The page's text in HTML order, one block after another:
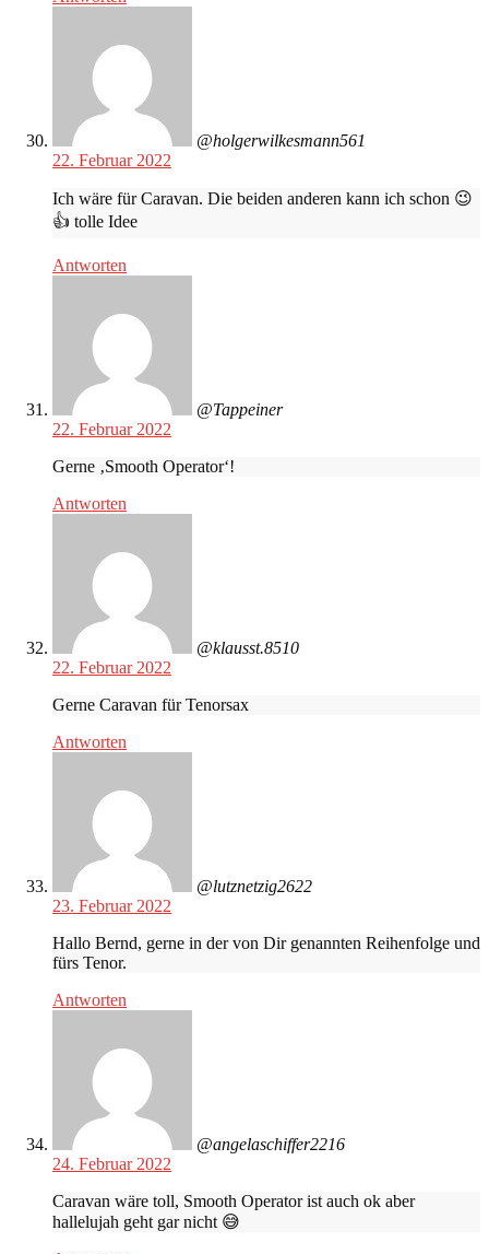
@holgerwilkesmann561
22. Februar 2022
Ich wäre für Caravan. Die beiden anderen kann ich schon 😉
👍 tolle Idee
Antworten
@Tappeiner
22. Februar 2022
Gerne ‚Smooth Operator‘!
Antworten
@klausst.8510
22. Februar 2022
Gerne Caravan für Tenorsax
Antworten
@lutznetzig2622
23. Februar 2022
Hallo Bernd, gerne in der von Dir genannten Reihenfolge und
fürs Tenor.
Antworten
@angelaschiffer2216
24. Februar 2022
Caravan wäre toll, Smooth Operator ist auch ok aber
hallelujah geht gar nicht 😅